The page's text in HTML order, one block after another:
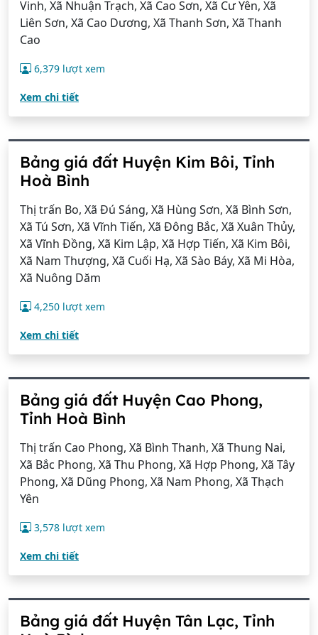
Vinh, Xã Nhuận Trạch, Xã Cao Sơn, Xã Cư Yên, Xã
Liên Sơn, Xã Cao Dương, Xã Thanh Sơn, Xã Thanh
Cao
6,379 lượt xem
Xem chi tiết
Bảng giá đất Huyện Kim Bôi, Tỉnh
Hoà Bình
Thị trấn Bo, Xã Đú Sáng, Xã Hùng Sơn, Xã Bình Sơn,
Xã Tú Sơn, Xã Vĩnh Tiến, Xã Đông Bắc, Xã Xuân Thủy,
Xã Vĩnh Đồng, Xã Kim Lập, Xã Hợp Tiến, Xã Kim Bôi,
Xã Nam Thượng, Xã Cuối Hạ, Xã Sào Báy, Xã Mi Hòa,
Xã Nuông Dăm
4,250 lượt xem
Xem chi tiết
Bảng giá đất Huyện Cao Phong,
Tỉnh Hoà Bình
Thị trấn Cao Phong, Xã Bình Thanh, Xã Thung Nai,
Xã Bắc Phong, Xã Thu Phong, Xã Hợp Phong, Xã Tây
Phong, Xã Dũng Phong, Xã Nam Phong, Xã Thạch
Yên
3,578 lượt xem
Xem chi tiết
Bảng giá đất Huyện Tân Lạc, Tỉnh